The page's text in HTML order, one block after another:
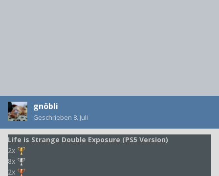
gnöbli
Geschrieben 8. Juli
Life is Strange Double Exposure (PS5 Version)
2x
8x
2x